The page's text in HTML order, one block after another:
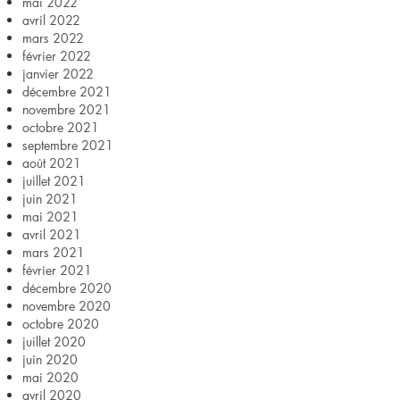
avril 2022
mars 2022
février 2022
janvier 2022
décembre 2021
novembre 2021
octobre 2021
septembre 2021
août 2021
juillet 2021
juin 2021
mai 2021
avril 2021
mars 2021
février 2021
décembre 2020
novembre 2020
octobre 2020
juillet 2020
juin 2020
mai 2020
avril 2020